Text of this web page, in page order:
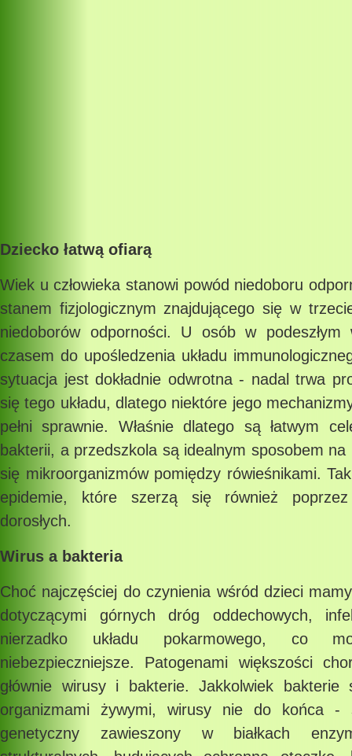
Dziecko łatwą ofiarą
Wiek u człowieka stanowi powód niedoboru
stanem fizjologicznym znajdującego się w
niedoborów odporności. U osób w
czasem do upośledzenia układu
sytuacja jest dokładnie odwrotna - nadal trwa
się tego układu, dlatego niektóre jego
pełni sprawnie. Właśnie dlatego są łatwym
bakterii, a przedszkola są idealnym sposobem
się mikroorganizmów pomiędzy rówieśnikami.
epidemie, które szerzą się również
dorosłych.
Wirus a bakteria
Choć najczęściej do czynienia wśród dzieci
dotyczącymi górnych dróg oddechowych,
nierzadko układu pokarmowego, co
niebezpieczniejsze. Patogenami większości
głównie wirusy i bakterie. Jakkolwiek bakterie
organizmami żywymi, wirusy nie do końca -
genetyczny zawieszony w białkach